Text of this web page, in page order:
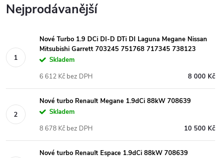
Nejprodávanější
Nové Turbo 1.9 DCi DI-D DTi DI Laguna Megane Nissan
Mitsubishi Garrett 703245 751768 717345 738123
Skladem
8 000 Kč
6 612 Kč bez DPH
Nové turbo Renault Megane 1.9dCi 88kW 708639
Skladem
10 500 Kč
8 678 Kč bez DPH
Nové turbo Renault Espace 1.9dCi 88kW 708639